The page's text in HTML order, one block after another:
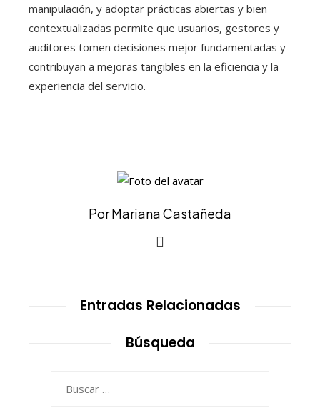
manipulación, y adoptar prácticas abiertas y bien
contextualizadas permite que usuarios, gestores y
auditores tomen decisiones mejor fundamentadas y
contribuyan a mejoras tangibles en la eficiencia y la
experiencia del servicio.
Por Mariana Castañeda
Entradas Relacionadas
Búsqueda